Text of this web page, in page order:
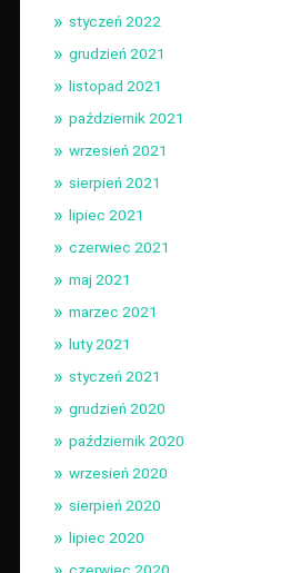
styczeń 2022
grudzień 2021
listopad 2021
październik 2021
wrzesień 2021
sierpień 2021
lipiec 2021
czerwiec 2021
maj 2021
marzec 2021
luty 2021
styczeń 2021
grudzień 2020
październik 2020
wrzesień 2020
sierpień 2020
lipiec 2020